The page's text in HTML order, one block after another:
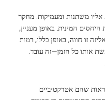
אליו משתנות ומעמיקות. מחקר
המינית. באופן מעניין,
זו חווה, באופן כללי, רמות
אותו כל הזמן—זה עובד.
שהם אטרקטיביים